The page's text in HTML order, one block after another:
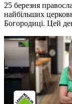
25 березня
найбільших
Богородиці. Цей